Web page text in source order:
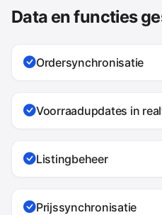
Data en functies
Ordersynchronisatie
Voorraadupdates in
Listingbeheer
Prijssynchronisatie